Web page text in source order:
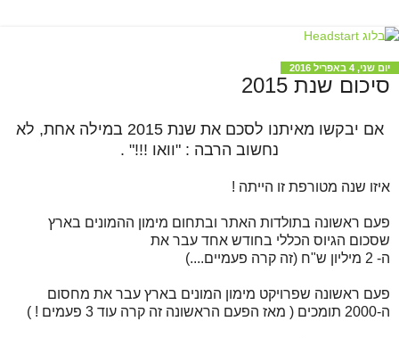
יום שני, 4 באפריל 2016
סיכום שנת 2015
אם יבקשו מאיתנו לסכם את שנת 2015 במילה אחת, לא
נחשוב הרבה : "וואו !!!" .
איזו שנה מטורפת זו הייתה !
פעם ראשונה בתולדות האתר ובתחום מימון ההמונים בארץ
שסכום הגיוס הכללי בחודש אחד עבר את
ה- 2 מיליון ש"ח (זה קרה פעמיים....)
פעם ראשונה שפרויקט מימון המונים בארץ עבר את מחסום
ה-2000 תומכים ( מאז הפעם הראשונה זה קרה עוד 3 פעמים ! )